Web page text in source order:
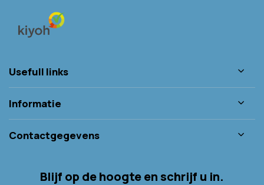
Usefull links
Informatie
Contactgegevens
Blijf op de hoogte en schrijf u in.